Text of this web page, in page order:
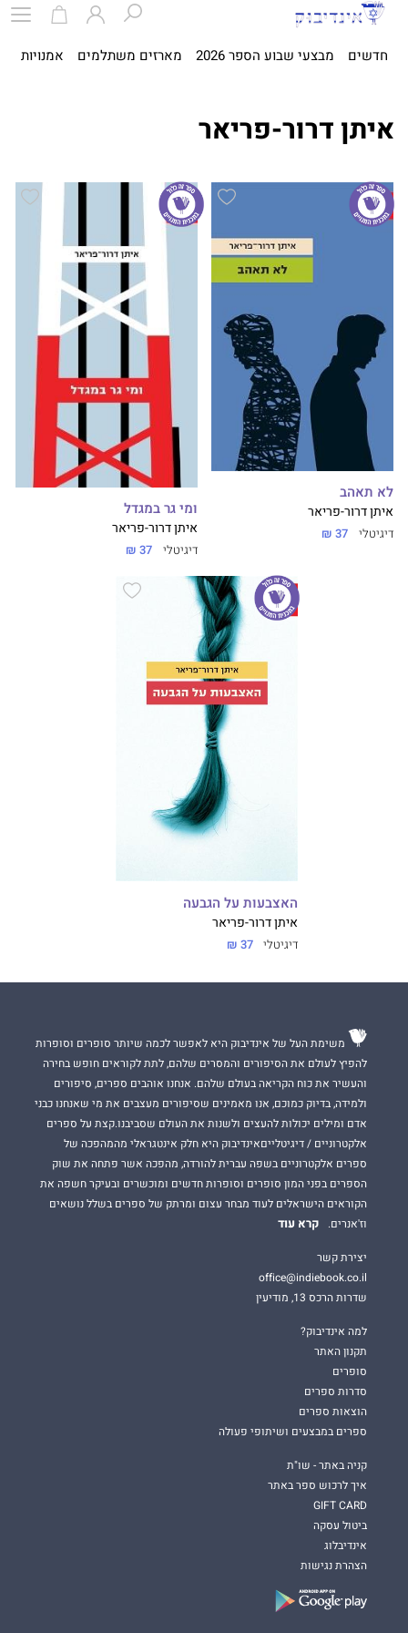
חדשים מבצעי שבוע הספר 2026 מארזים משתלמים אמנויות
איתן דרור-פריאר
לא תאהב
איתן דרור-פריאר
דיגיטלי 37 ₪
ומי גר במגדל
איתן דרור-פריאר
דיגיטלי 37 ₪
האצבעות על הגבעה
איתן דרור-פריאר
דיגיטלי 37 ₪
משימת העל של אינדיבוק היא לאפשר לכמה שיותר סופרים וסופרות
להפיץ לעולם את הסיפורים והמסרים שלהם, לתת לקוראים חופש בחירה
והעשיר את כוח הקריאה בעולם שלהם. אנחנו אוהבים ספרים, סיפורים
ולמידה, בדיוק כמוכם, אנו מאמינים שסיפורים מעצבים את מי שאנחנו כבני
אדם ומילים יכולות להעצים ולשנות את העולם שסביבנו.קצת על ספרים
אלקטרוניים / דיגיטלייםאינדיבוק היא חלק אינטגראלי מהמהפכה של
ספרים אלקטרוניים בשפה עברית להורדה, מהפכה אשר פתחה את שוק
הספרים בפני המון סופרים וסופרות חדשים ומוכשרים ובעיקר חשפה את
הקוראים הישראלים לעוד מבחר עצום ומרתק של ספרים בשלל נושאים
וז'אנרים.
קרא עוד
יצירת קשר
office@indiebook.co.il
שדרות הרכס 13, מודיעין
למה אינדיבוק?
תקנון האתר
סופרים
סדרות ספרים
הוצאות ספרים
ספרים במבצעים ושיתופי פעולה
קניה באתר - שו"ת
איך לרכוש ספר באתר
GIFT CARD
ביטול עסקה
אינדיבלוג
הצהרת נגישות